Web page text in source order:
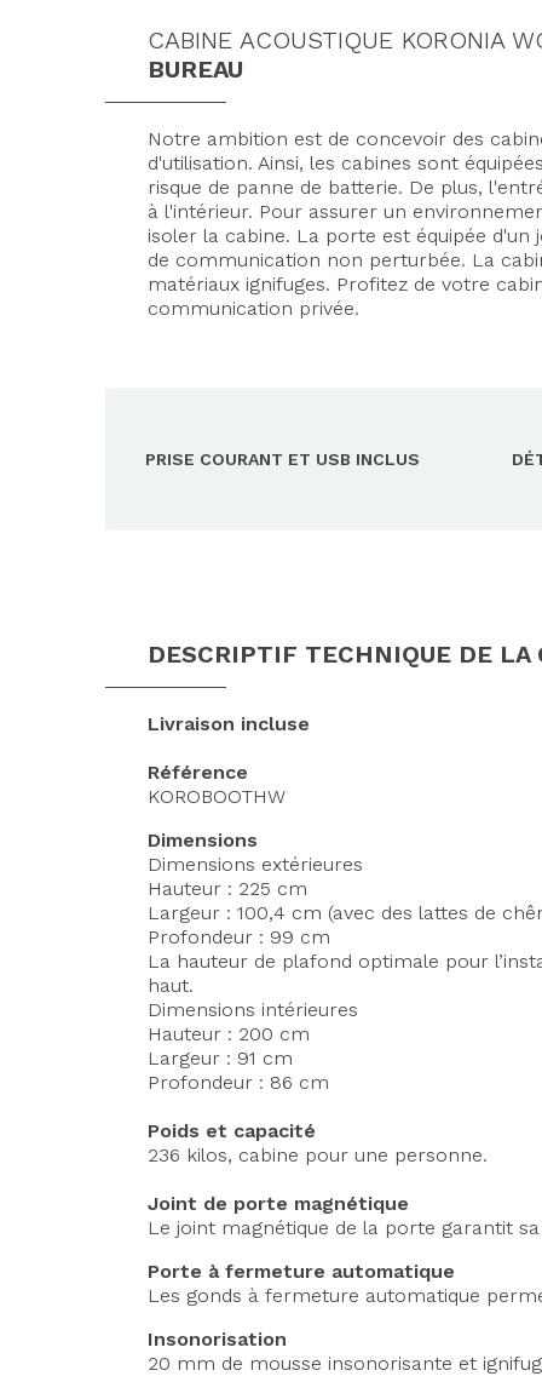
CABINE ACOUSTIQUE KORONIA
BUREAU
Notre ambition est de concevoir des
d'utilisation. Ainsi, les cabines sont
risque de panne de batterie. De plus,
à l'intérieur. Pour assurer un
isoler la cabine. La porte est équipée
de communication non perturbée. La
matériaux ignifuges. Profitez de votre
communication privée.
PRISE COURANT ET USB INCLUS
DESCRIPTIF TECHNIQUE DE LA
Livraison incluse
Référence
KOROBOOTHW
Dimensions
Dimensions extérieures
Hauteur : 225 cm
Largeur : 100,4 cm (avec des lattes de
Profondeur : 99 cm
La hauteur de plafond optimale pour
haut.
Dimensions intérieures
Hauteur : 200 cm
Largeur : 91 cm
Profondeur : 86 cm
Poids et capacité
236 kilos, cabine pour une personne.
Joint de porte magnétique
Le joint magnétique de la porte garantit
Porte à fermeture automatique
Les gonds à fermeture automatique
Insonorisation
20 mm de mousse insonorisante et